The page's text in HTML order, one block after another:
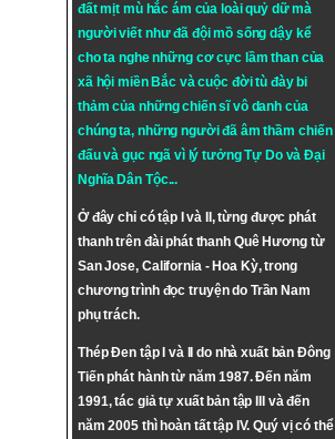
đất mịt mù hắc ám của loài quỷ dữ mà
người viết như đã đội mồ sống dậy kể
cho ta nghe những cơ cực lầm than của
xã hội miền Bắc và cuộc đời tù đày bi
thảm của những chiến sĩ vô danh của
chúng ta, những người đã âm thầm chiến
đấu và gục ngã vì lý tưởngTự DovàĐại
Nghĩa Dân Tộc...
Ở đây chỉ có tập I và II, từng được phát
thanh trên đài phát thanh Quê Hương từ
San Jose, California - Hoa Kỳ, trong
chương trình đọc truyện do Trần Nam
phụ trách.
Thép Đen tập I và II do nhà xuất bản Đông
Tiến phát hành từ năm 1987. Đến năm
1991, tác giả tự xuất bản tập III và đến
năm 2005 thì hoàn tất tập IV. Quý vị có thể